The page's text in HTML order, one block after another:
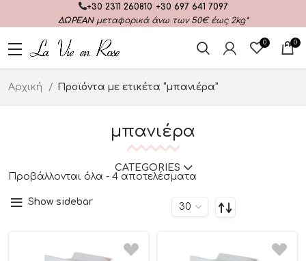
+30 2311 260810 +30 697 641 7097
ΔΩΡΕΑΝμεταφορικά άνω των 50€ έως 2kg*
0 0
Αρχική Προϊόντα με ετικέτα “μπανιέρα”
μπανιέρα
CATEGORIES
Προβάλλονται όλα - 4 αποτελέσματα
Show sidebar